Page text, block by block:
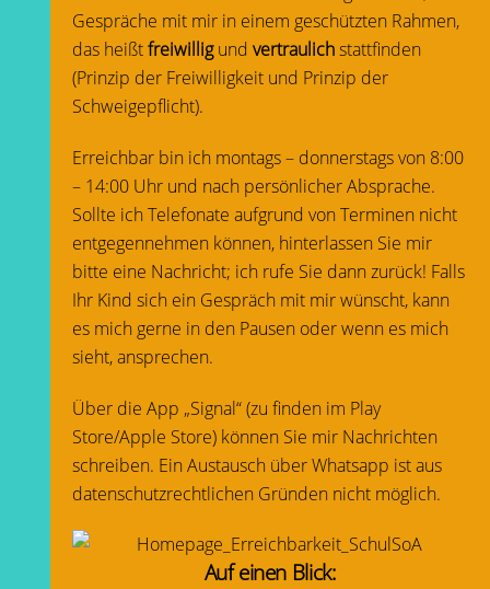
Gespräche mit mir in einem geschützten Rahmen,
das heißtfreiwilligund vertraulichstattfinden
(Prinzip der Freiwilligkeit und Prinzip der
Schweigepflicht).
Erreichbar bin ich montags – donnerstags von 8:00
– 14:00 Uhr und nach persönlicher Absprache.
Sollte ich Telefonate aufgrund von Terminen nicht
entgegennehmen können, hinterlassen Sie mir
bitte eine Nachricht; ich rufe Sie dann zurück! Falls
Ihr Kind sich ein Gespräch mit mir wünscht, kann
es mich gerne in den Pausen oder wenn es mich
sieht, ansprechen.
Über die App „Signal“ (zu finden im Play
Store/Apple Store) können Sie mir Nachrichten
schreiben. Ein Austausch über Whatsapp ist aus
datenschutzrechtlichen Gründen nicht möglich.
Auf einen Blick: